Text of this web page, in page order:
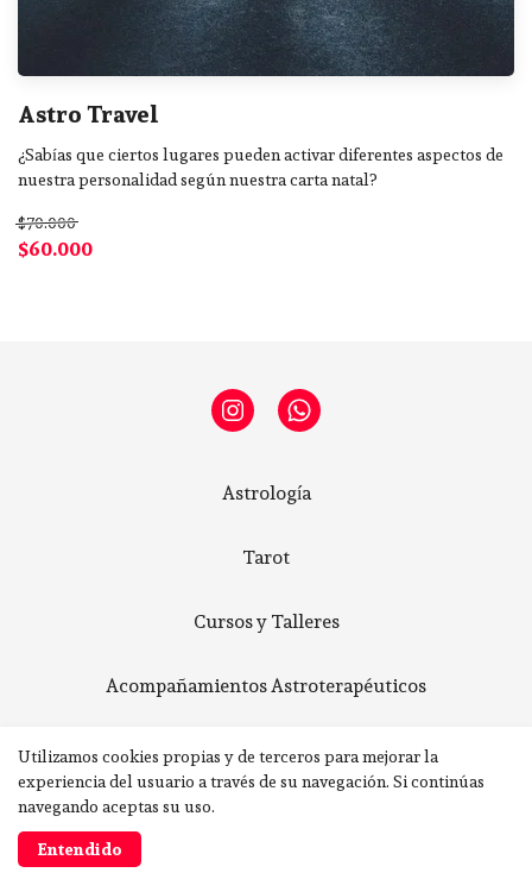
Astro Travel
¿Sabías que ciertos lugares pueden activar diferentes aspectos de
nuestra personalidad según nuestra carta natal?
$70.000
$60.000
Astrología
Tarot
Cursos y Talleres
Acompañamientos Astroterapéuticos
Contacto
Utilizamos cookies propias y de terceros para mejorar la
experiencia del usuario a través de su navegación. Si continúas
navegando aceptas su uso.
Entendido